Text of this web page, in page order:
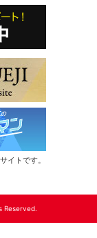
イトです。
Reserved.